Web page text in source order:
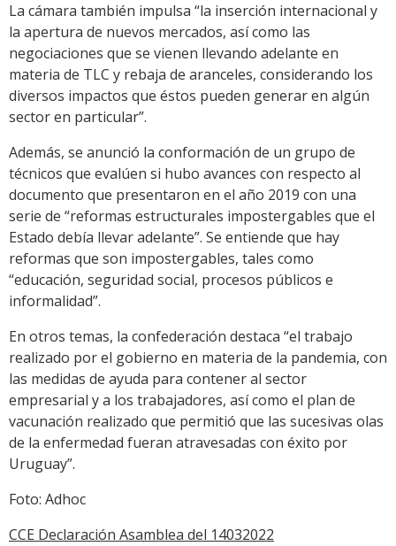
La cámara también impulsa “la inserción internacional y
la apertura de nuevos mercados, así como las
negociaciones que se vienen llevando adelante en
materia de TLC y rebaja de aranceles, considerando los
diversos impactos que éstos pueden generar en algún
sector en particular”.
Además, se anunció la conformación de un grupo de
técnicos que evalúen si hubo avances con respecto al
documento que presentaron en el año 2019 con una
serie de “reformas estructurales impostergables que el
Estado debía llevar adelante”. Se entiende que hay
reformas que son impostergables, tales como
“educación, seguridad social, procesos públicos e
informalidad”.
En otros temas, la confederación destaca “el trabajo
realizado por el gobierno en materia de la pandemia, con
las medidas de ayuda para contener al sector
empresarial y a los trabajadores, así como el plan de
vacunación realizado que permitió que las sucesivas olas
de la enfermedad fueran atravesadas con éxito por
Uruguay”.
Foto: Adhoc
CCE Declaración Asamblea del 14032022